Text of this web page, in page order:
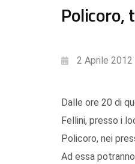
Policoro,
2 Aprile 2012
Dalle ore 20 di
Fellini, presso i
Policoro, nei
Ad essa